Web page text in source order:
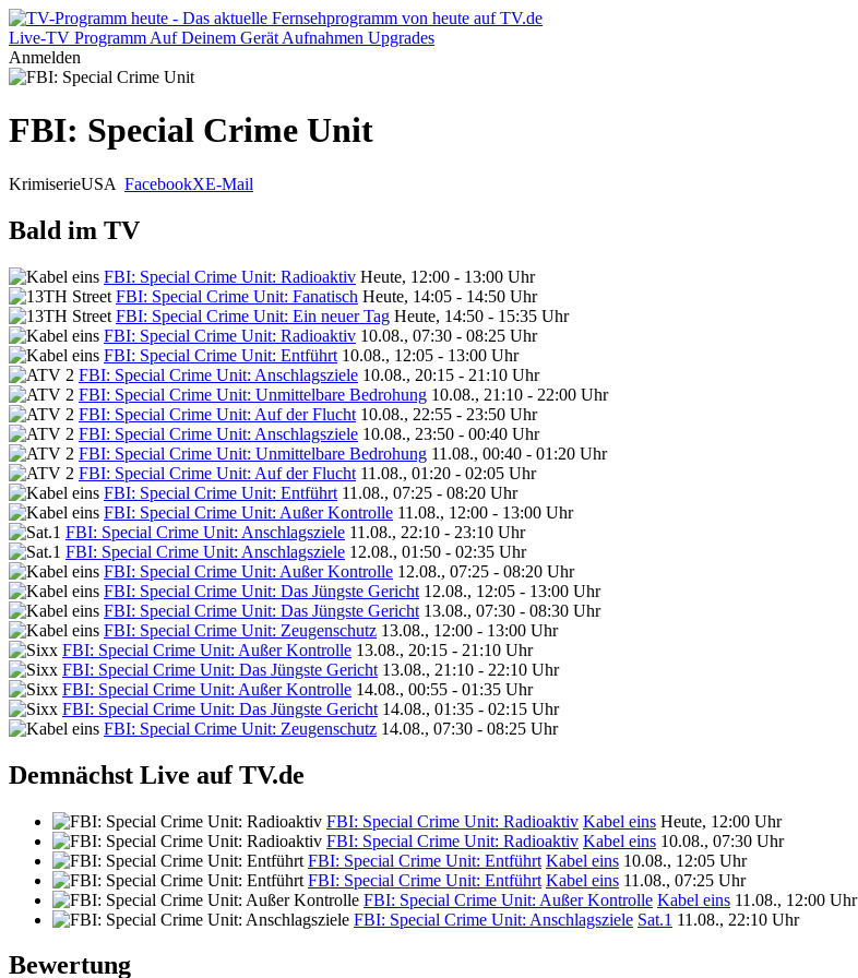
Live-TV Programm Auf Deinem Gerät Aufnahmen Upgrades
Anmelden
FBI: Special Crime Unit
KrimiserieUSA FacebookXE-Mail
Bald im TV
FBI: Special Crime Unit: Radioaktiv Heute, 12:00 - 13:00 Uhr
FBI: Special Crime Unit: Fanatisch Heute, 14:05 - 14:50 Uhr
FBI: Special Crime Unit: Ein neuer Tag Heute, 14:50 - 15:35 Uhr
FBI: Special Crime Unit: Radioaktiv 10.08., 07:30 - 08:25 Uhr
FBI: Special Crime Unit: Entführt 10.08., 12:05 - 13:00 Uhr
FBI: Special Crime Unit: Anschlagsziele 10.08., 20:15 - 21:10 Uhr
FBI: Special Crime Unit: Unmittelbare Bedrohung 10.08., 21:10 - 22:00 Uhr
FBI: Special Crime Unit: Auf der Flucht 10.08., 22:55 - 23:50 Uhr
FBI: Special Crime Unit: Anschlagsziele 10.08., 23:50 - 00:40 Uhr
FBI: Special Crime Unit: Unmittelbare Bedrohung 11.08., 00:40 - 01:20 Uhr
FBI: Special Crime Unit: Auf der Flucht 11.08., 01:20 - 02:05 Uhr
FBI: Special Crime Unit: Entführt 11.08., 07:25 - 08:20 Uhr
FBI: Special Crime Unit: Außer Kontrolle 11.08., 12:00 - 13:00 Uhr
FBI: Special Crime Unit: Anschlagsziele 11.08., 22:10 - 23:10 Uhr
FBI: Special Crime Unit: Anschlagsziele 12.08., 01:50 - 02:35 Uhr
FBI: Special Crime Unit: Außer Kontrolle 12.08., 07:25 - 08:20 Uhr
FBI: Special Crime Unit: Das Jüngste Gericht 12.08., 12:05 - 13:00 Uhr
FBI: Special Crime Unit: Das Jüngste Gericht 13.08., 07:30 - 08:30 Uhr
FBI: Special Crime Unit: Zeugenschutz 13.08., 12:00 - 13:00 Uhr
FBI: Special Crime Unit: Außer Kontrolle 13.08., 20:15 - 21:10 Uhr
FBI: Special Crime Unit: Das Jüngste Gericht 13.08., 21:10 - 22:10 Uhr
FBI: Special Crime Unit: Außer Kontrolle 14.08., 00:55 - 01:35 Uhr
FBI: Special Crime Unit: Das Jüngste Gericht 14.08., 01:35 - 02:15 Uhr
FBI: Special Crime Unit: Zeugenschutz 14.08., 07:30 - 08:25 Uhr
Demnächst Live auf TV.de
FBI: Special Crime Unit: Radioaktiv Kabel eins Heute, 12:00 Uhr
FBI: Special Crime Unit: Radioaktiv Kabel eins 10.08., 07:30 Uhr
FBI: Special Crime Unit: Entführt Kabel eins 10.08., 12:05 Uhr
FBI: Special Crime Unit: Entführt Kabel eins 11.08., 07:25 Uhr
FBI: Special Crime Unit: Außer Kontrolle Kabel eins 11.08., 12:00 Uhr
FBI: Special Crime Unit: Anschlagsziele Sat.1 11.08., 22:10 Uhr
Bewertung